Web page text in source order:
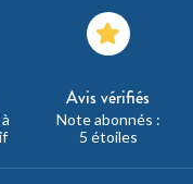
Avis vérifiés
Note abonnés :
5 étoiles